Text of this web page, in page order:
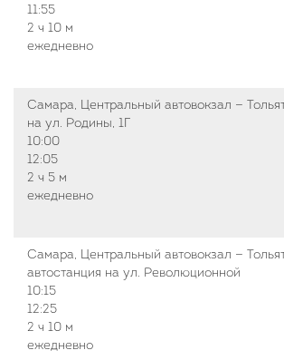
11:55
2 ч 10 м
ежедневно
Самара, Центральный автовокзал —
на ул. Родины, 1Г
10:00
12:05
2 ч 5 м
ежедневно
Самара, Центральный автовокзал —
автостанция на ул. Революционной
10:15
12:25
2 ч 10 м
ежедневно